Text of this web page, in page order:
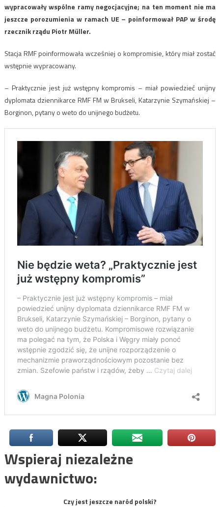
wypracowały wspólne ramy negocjacyjne; na ten moment nie ma
jeszcze porozumienia w ramach UE – poinformował PAP w środę
rzecznik rządu Piotr Müller.
Stacja RMF poinformowała wcześniej o kompromisie, który miał zostać
wstępnie wypracowany.
– Praktycznie jest już wstępny kompromis – miał powiedzieć unijny
dyplomata dziennikarce RMF FM w Brukseli, Katarzynie Szymańskiej –
Borginon, pytany o weto do unijnego budżetu.
Wspieraj niezależne
wydawnictwo:
Czy jest jeszcze naród polski?